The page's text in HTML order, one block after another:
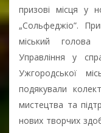
призові місця у
„Сольфеджіо”.
міський голова
Управління у
Ужгородської
подякували
мистецтва та
нових творчих